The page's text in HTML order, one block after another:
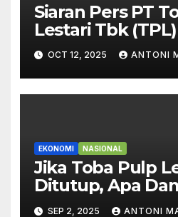
Siaran Pers PT
Lestari Tbk
atas Informasi
Terkait Kejadian
OCT 12, 2025 ANTONI
EKONOMI NASIONAL
Jika Toba Pulp
Ditutup, Apa
Ini Penjelasan
SEP 2, 2025 ANTONI